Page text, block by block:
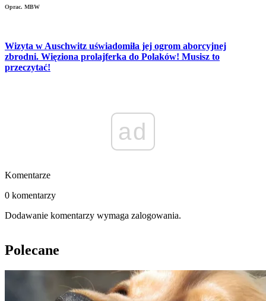
Oprac. MBW
Wizyta w Auschwitz uświadomiła jej ogrom aborcyjnej
zbrodni. Więziona prolajferka do Polaków! Musisz to
przeczytać!
ad
Komentarze
0 komentarzy
Dodawanie komentarzy wymaga zalogowania.
Polecane